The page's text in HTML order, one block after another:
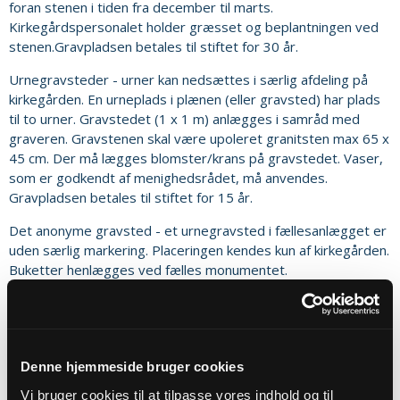
Denne hjemmeside bruger cookies
Vi bruger cookies til at tilpasse vores indhold og til
foran stenen i tiden fra december til marts.
Kirkegårdspersonalet holder græsset og beplantningen ved
stenen.Gravpladsen betales til stiftet for 30 år.
Urnegravsteder - urner kan nedsættes i særlig afdeling på
kirkegården. En urneplads i plænen (eller gravsted) har plads
til to urner. Gravstedet (1 x 1 m) anlægges i samråd med
graveren. Gravstenen skal være upoleret granitsten max 65 x
45 cm. Der må lægges blomster/krans på gravstedet. Vaser,
som er godkendt af menighedsrådet, må anvendes.
Gravpladsen betales til stiftet for 15 år.
Det anonyme gravsted - et urnegravsted i fællesanlægget er
uden særlig markering. Placeringen kendes kun af kirkegården.
Buketter henlægges ved fælles monumentet.
Fredningstid - er 30 år for kistebegravelser og 15 år for
forlængelse.
Udsmykning af gravsteder - må kun foretages med de i